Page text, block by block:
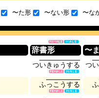
〜た形 〜ない形 〜な
辞書形 〜
ついき ゅ うする つい
ふっ こ うする ふ